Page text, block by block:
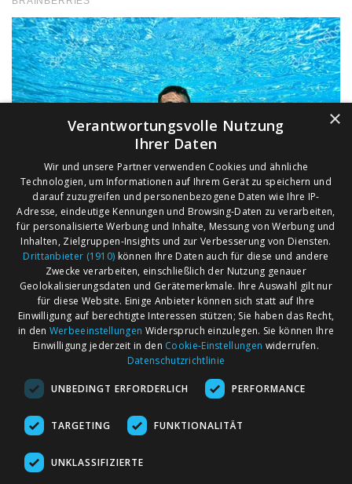
AGB
Impressum
Kontakt
Märkte nach Bundesländern
Märkte nach PLZ
Märkte nach Umkreis
Flohmarkt
×
Verantwortungsvolle Nutzung
Ihrer Daten
Wir und unsere Partner verwenden Cookies und ähnliche
Technologien, um Informationen auf Ihrem Gerät zu speichern und
darauf zuzugreifen und personenbezogene Daten wie Ihre IP-
Adresse, eindeutige Kennungen und Browsing-Daten zu verarbeiten,
für personalisierte Werbung und Inhalte, Messung von Werbung und
Inhalten, Zielgruppen-Insights und zur Verbesserung von Diensten.
Drittanbieter (1910) können Ihre Daten auch für diese und andere
Zwecke verarbeiten, einschließlich der Nutzung genauer
Geolokalisierungsdaten und Gerätemerkmale. Ihre Auswahl gilt nur
für diese Website. Einige Anbieter können sich statt auf Ihre
Einwilligung auf berechtigte Interessen stützen; Sie haben das Recht,
in den Werbeeinstellungen Widerspruch einzulegen. Sie können Ihre
Einwilligung jederzeit in den Cookie-Einstellungen widerrufen.
Datenschutzrichtlinie
UNBEDINGT ERFORDERLICH PERFORMANCE
TARGETING FUNKTIONALITÄT
UNKLASSIFIZIERTE